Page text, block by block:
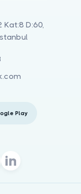
Kat:8 D:60,
Play